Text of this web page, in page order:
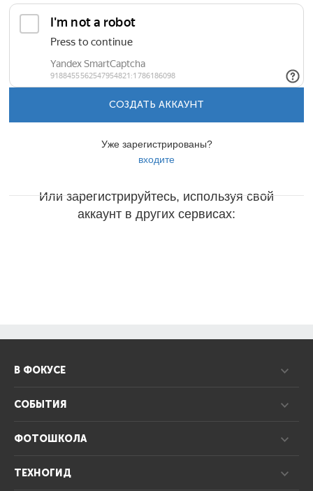
СОЗДАТЬ АККАУНТ
Уже зарегистрированы?
входите
Или зарегистрируйтесь, используя свой
аккаунт в других сервисах:
В ФОКУСЕ
СОБЫТИЯ
ФОТОШКОЛА
ТЕХНОГИД